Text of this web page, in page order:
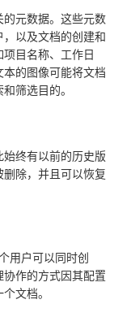
元数据。这些元数
以及文档的创建和
目名称、工作日
的图像可能将文档
筛选目的。
终有以前的历史版
除，并且可以恢复
用户可以同时创
作的方式因其配置
文档。